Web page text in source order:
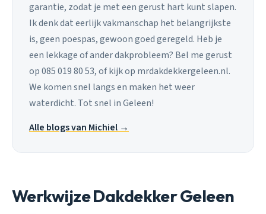
garantie, zodat je met een gerust hart kunt slapen.
Ik denk dat eerlijk vakmanschap het belangrijkste
is, geen poespas, gewoon goed geregeld. Heb je
een lekkage of ander dakprobleem? Bel me gerust
op 085 019 80 53, of kijk op mrdakdekkergeleen.nl.
We komen snel langs en maken het weer
waterdicht. Tot snel in Geleen!
Alle blogs van Michiel →
Werkwijze Dakdekker Geleen